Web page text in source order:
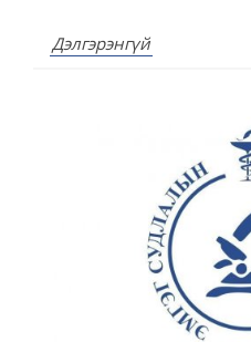
Дэлгэрэнгүй